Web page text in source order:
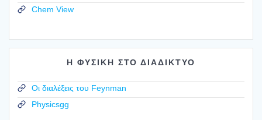
Chem View
Η ΦΥΣΙΚΗ ΣΤΟ ΔΙΑΔΙΚΤΥΟ
Οι διαλέξεις του Feynman
Physicsgg